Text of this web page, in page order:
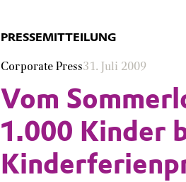
PRESSEMITTEILUNG
Corporate Press31. Juli 2009
Vom
1.000 Kinder